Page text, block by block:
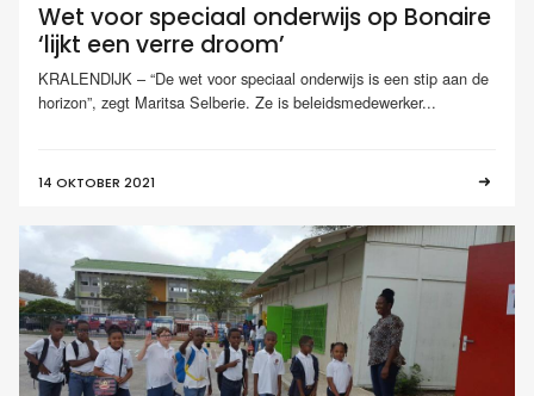
Wet voor speciaal onderwijs op Bonaire
‘lijkt een verre droom’
KRALENDIJK – “De wet voor speciaal onderwijs is een stip aan de
horizon”, zegt Maritsa Selberie. Ze is beleidsmedewerker...
14 OKTOBER 2021